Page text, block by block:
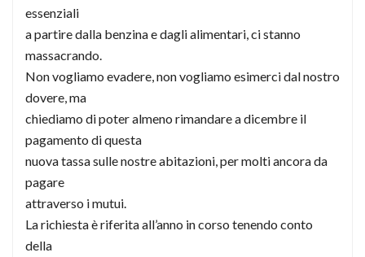
essenziali
a partire dalla benzina e dagli alimentari, ci stanno
massacrando.
Non vogliamo evadere, non vogliamo esimerci dal nostro
dovere, ma
chiediamo di poter almeno rimandare a dicembre il
pagamento di questa
nuova tassa sulle nostre abitazioni, per molti ancora da
pagare
attraverso i mutui.
La richiesta è riferita all’anno in corso tenendo conto
della